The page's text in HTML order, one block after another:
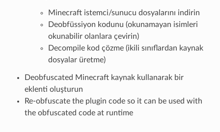
Minecraft istemci/sunucu dosyalarını indirin
Deobfüssiyon kodunu (okunamayan isimleri
okunabilir olanlara çevirin)
Decompile kod çözme (ikili sınıflardan kaynak
dosyalar üretme)
Deobfuscated Minecraft kaynak kullanarak bir
eklenti oluşturun
Re-obfuscate the plugin code so it can be used with
the obfuscated code at runtime